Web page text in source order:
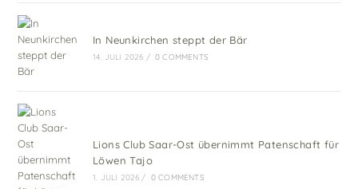
In Neunkirchen steppt der Bär
14. JULI 2026 / 0 COMMENTS
Lions Club Saar-Ost übernimmt Patenschaft für
Löwen Tajo
1. JULI 2026 / 0 COMMENTS